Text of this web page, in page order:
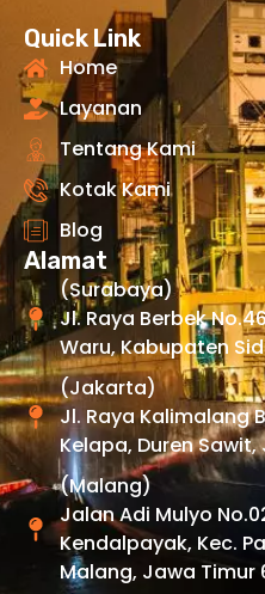
Quick Link
Home
Layanan
Tentang Kami
Kotak Kami
Blog
Alamat
(Surabaya)
Jl. Raya Berbek
Waru, Kabupaten
(Jakarta)
Jl. Raya Kalimalang
Kelapa, Duren
(Malang)
Jalan Adi Mulyo
Kendalpayak, Kec.
Malang, Jawa Timur